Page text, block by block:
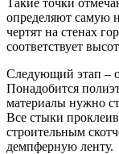
определяют самую
чертят на стенах
соответствует
Следующий этап –
Понадобится
материалы нужно
Все стыки
строительным
демпферную ленту.